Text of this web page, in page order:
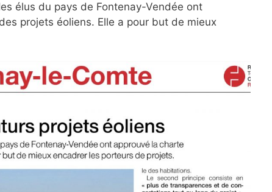
élus du pays de Fontenay-Vendée ont
projets éoliens. Elle a pour but de mieux